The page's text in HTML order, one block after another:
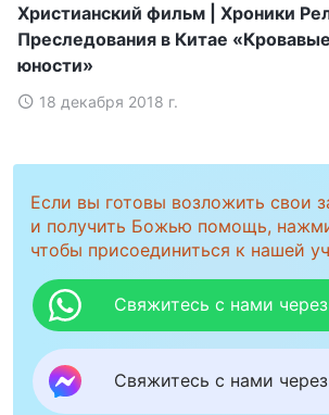
Христианский фильм | Хроники
Преследования в Китае
юности»
18 декабря 2018 г.
Если вы готовы возложить свои
и получить Божью помощь,
чтобы присоединиться к нашей
Свяжитесь с нами
Свяжитесь с нами